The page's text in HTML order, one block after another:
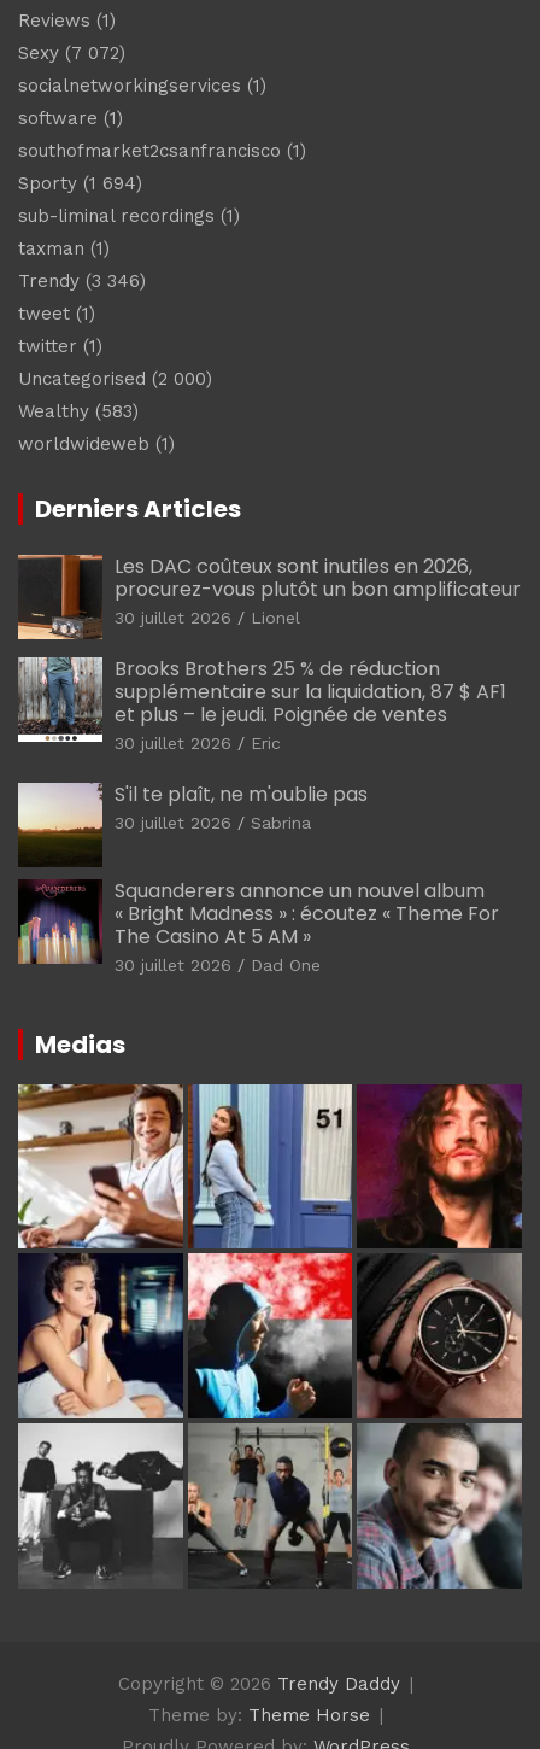
Reviews (1)
Sexy (7 072)
socialnetworkingservices (1)
software (1)
southofmarket2csanfrancisco (1)
Sporty (1 694)
sub-liminal recordings (1)
taxman (1)
Trendy (3 346)
tweet (1)
twitter (1)
Uncategorised (2 000)
Wealthy (583)
worldwideweb (1)
Derniers Articles
Les DAC coûteux sont inutiles en 2026,
procurez-vous plutôt un bon amplificateur
30 juillet 2026 Lionel
Brooks Brothers 25 % de réduction
supplémentaire sur la liquidation, 87 $ AF1
et plus – le jeudi. Poignée de ventes
30 juillet 2026 Eric
S'il te plaît, ne m'oublie pas
30 juillet 2026 Sabrina
Squanderers annonce un nouvel album
« Bright Madness » : écoutez « Theme For
The Casino At 5 AM »
30 juillet 2026 Dad One
Medias
Copyright © 2026 Trendy Daddy
Theme by: Theme Horse